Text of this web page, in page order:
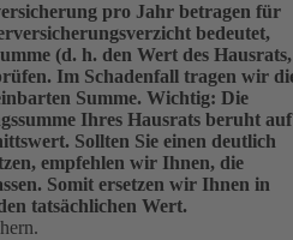
pro Jahr betragen für
bedeutet,
(d. h. den Wert des Hausrats,
Im Schadenfall tragen wir
Summe. Wichtig: Die
Ihres Hausrats beruht auf
. Sollten Sie einen deutlich
empfehlen wir Ihnen, die
. Somit ersetzen wir Ihnen in
tatsächlichen Wert.